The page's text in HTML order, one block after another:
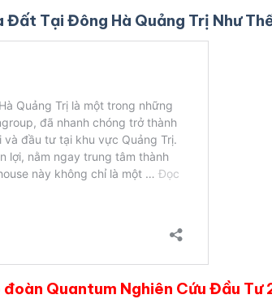
Đất Tại Đông Hà Quảng Trị Như
Quantum Nghiên Cứu Đầu Tư